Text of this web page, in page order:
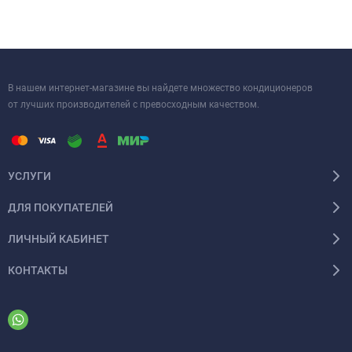
В нашем интернет-магазине вы найдете множество кондиционеров
от лучших производителей с превосходным качеством.
УСЛУГИ
ДЛЯ ПОКУПАТЕЛЕЙ
ЛИЧНЫЙ КАБИНЕТ
КОНТАКТЫ